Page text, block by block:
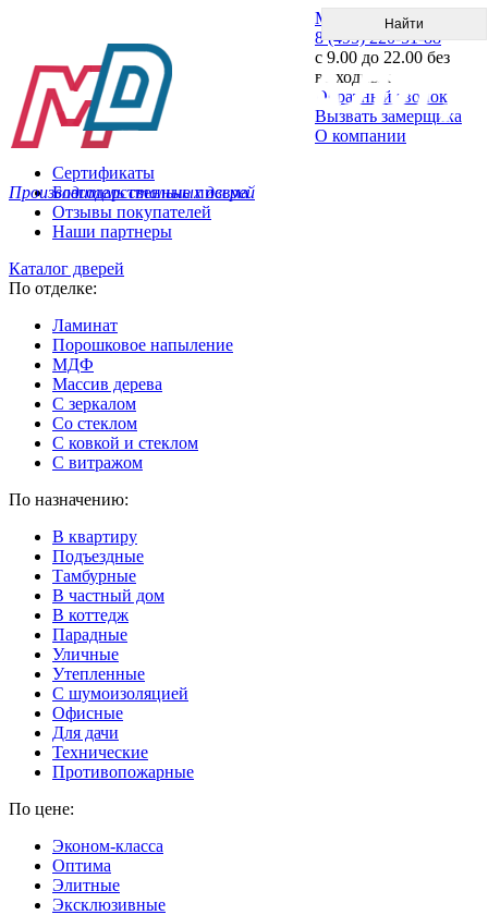
Производитель стальных дверей
Меню
8 (495) 220-51-88
с 9.00 до 22.00 без
выходных
Обратный звонок
Вызвать замерщика
О компании
Сертификаты
Благодарственные письма
Отзывы покупателей
Наши партнеры
Каталог дверей
По отделке:
Ламинат
Порошковое напыление
МДФ
Массив дерева
С зеркалом
Со стеклом
С ковкой и стеклом
С витражом
По назначению:
В квартиру
Подъездные
Тамбурные
В частный дом
В коттедж
Парадные
Уличные
Утепленные
C шумоизоляцией
Офисные
Для дачи
Технические
Противопожарные
По цене:
Эконом-класса
Оптима
Элитные
Эксклюзивные